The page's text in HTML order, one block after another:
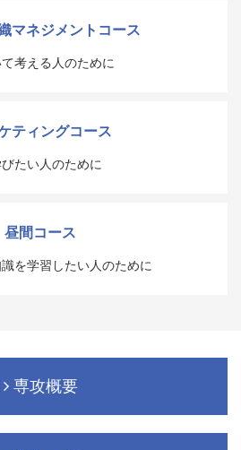
マネジメントコース
考える人のために
ティングコース
たい人のために
昼間コース
を学習したい人のために
専攻概要